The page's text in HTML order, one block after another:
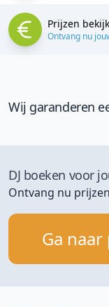
Prijzen
Ontvang nu
Wij garanderen
DJ boeken voor
Ontvang nu
Ga